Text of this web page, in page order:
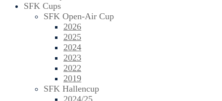
SFK Cups
SFK Open-Air Cup
2026
2025
2024
2023
2022
2019
SFK Hallencup
2024/25